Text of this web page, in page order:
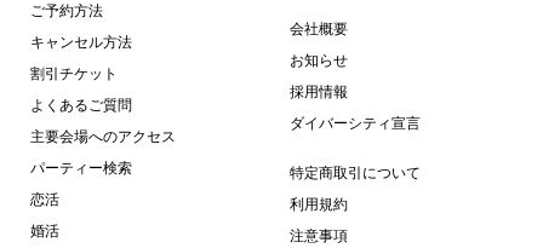
ご予約方法
キャンセル方法
割引チケット
よくあるご質問
主要会場へのアクセス
パーティー検索
恋活
婚活
会社概要
お知らせ
採用情報
ダイバーシティ宣言
特定商取引について
利用規約
注意事項